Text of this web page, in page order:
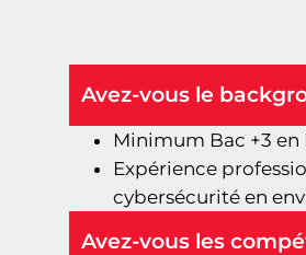
Avez-vous le
Minimum Bac +3
Expérience
cybersécurité en
Avez-vous les